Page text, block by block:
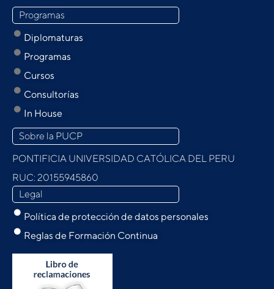
Programas
Diplomaturas
Programas
Cursos
Consultorías
In House
Sobre la PUCP
PONTIFICIA UNIVERSIDAD CATÓLICA DEL PERU
RUC: 20155945860
Legal
Política de protección de datos personales
Reglas de Formación Continua